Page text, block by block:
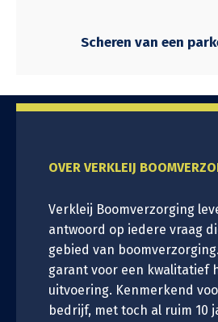
Scheren van een
OVER VERKLEIJ
Verkleij Boomverzorging
antwoord op iedere vraag
gebied van
garant voor een kwalitatief
uitvoering. Kenmerkend
bedrijf, met toch al ruim 10